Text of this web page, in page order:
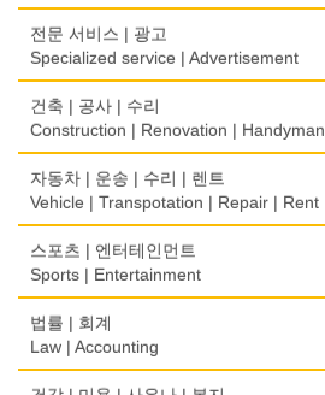
식당장비
Food Equipment
식품점
Korean Food
Food Manufacturing
와인제조
Wine Maker
정육점
제과점
Bakery
Psychologist/Psychiatrist
안경점
Optical Stores
의료기구
Medical Instruments
Denturist
한의원/한약
약국
Children's Ware
Wedding
인터넷 쇼핑
Internet Shopping
결혼상담
Marriage Consulting
Florist
모피점
사무기기
Office Equipment
사무용품/문방구
Stationery/Office Equipment
Book Store
운전학원
Driving School
한글학교
Korean Language School
Boarding House
도매
Wholesale
모기지
Mortgage
International Trade
Insurance/Investment/Finance
부동산 관리
Property Management
채무조정
전문 서비스 | 광고
Specialized service | Advertisement
광고/그래픽 디자인
Advertising/Graphic Design
광고 에이전트
Advertising Agency
경보/도난방지
Alarm/Security System
Cemetery/Monument
빨래방/세탁
건축 | 공사 | 수리
Construction | Renovation | Handyman
건축시공/개조
Construction/Home Renovation
건축설계사
Architect
Architecture
자동차 | 운송 | 수리 | 렌트
Vehicle | Transpotation | Repair | Rent
운송/통관/이삿짐
Transportation/Moving
택배
Courier Service
스포츠 | 엔터테인먼트
Sports | Entertainment
골프장비
Golf Equipment
골프장
법률 | 회계
Law | Accounting